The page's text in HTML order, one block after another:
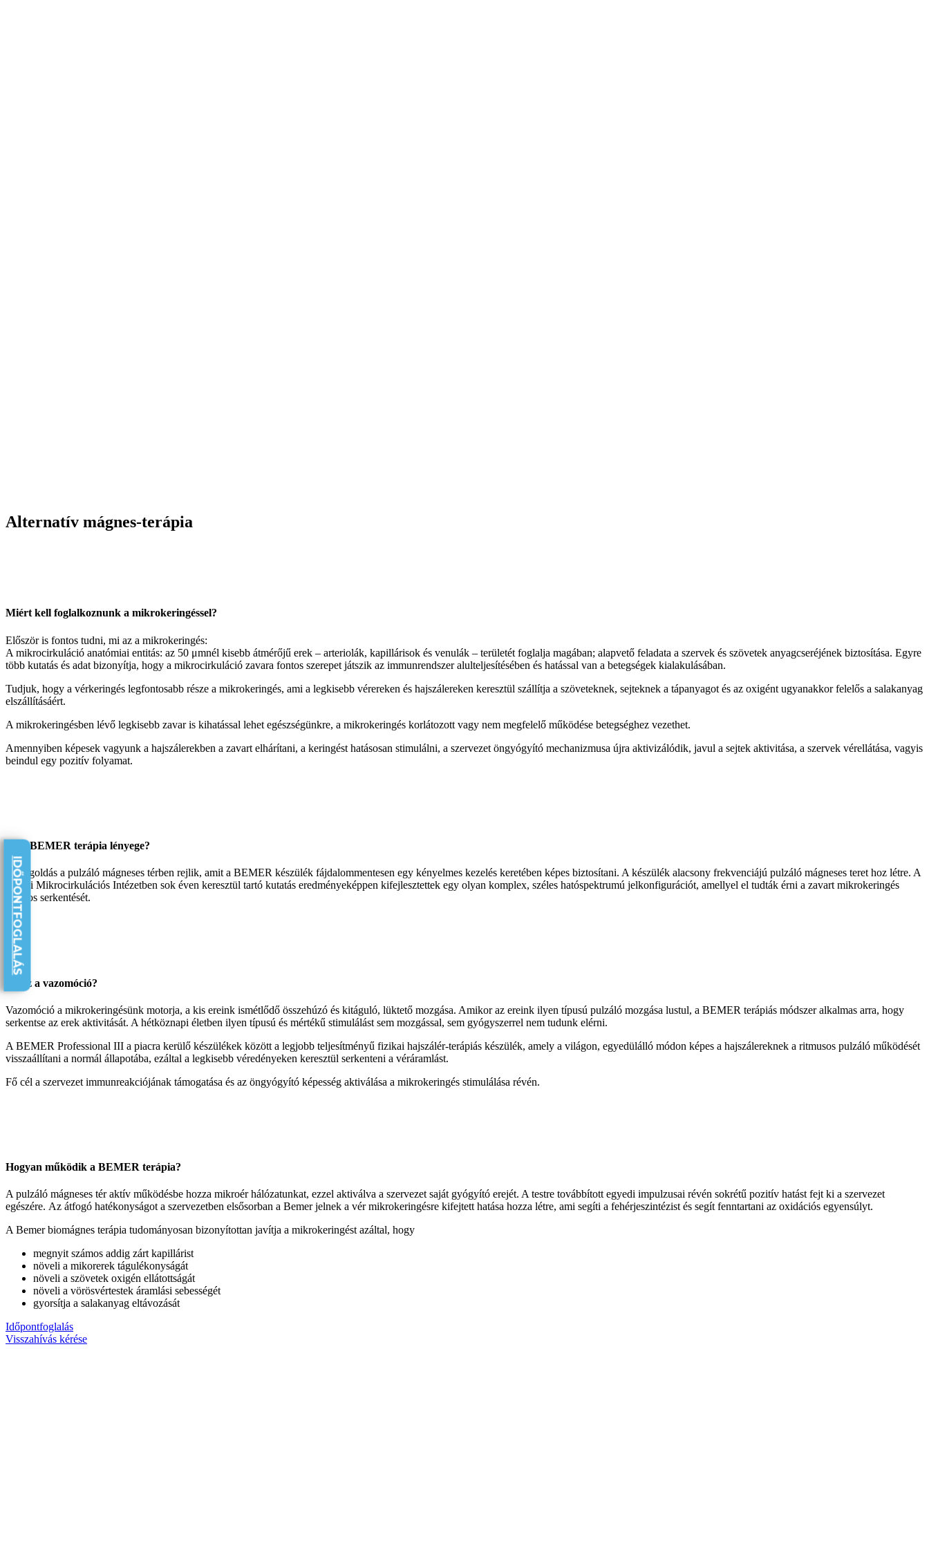
Alternatív mágnes-terápia
Miért kell foglalkoznunk a mikrokeringéssel?
Először is fontos tudni, mi az a mikrokeringés:
A mikrocirkuláció anatómiai entitás: az 50 μmnél kisebb átmérőjű erek – arteriolák, kapillárisok és venulák – területét foglalja magában; alapvető feladata a szervek és szövetek anyagcseréjének biztosítása. Egyre
több kutatás és adat bizonyítja, hogy a mikrocirkuláció zavara fontos szerepet játszik az immunrendszer alulteljesítésében és hatással van a betegségek kialakulásában.
Tudjuk, hogy a vérkeringés legfontosabb része a mikrokeringés, ami a legkisebb vérereken és hajszálereken keresztül szállítja a szöveteknek, sejteknek a tápanyagot és az oxigént ugyanakkor felelős a salakanyag
elszállításáért.
A mikrokeringésben lévő legkisebb zavar is kihatással lehet egészségünkre, a mikrokeringés korlátozott vagy nem megfelelő működése betegséghez vezethet.
Amennyiben képesek vagyunk a hajszálerekben a zavart elhárítani, a keringést hatásosan stimulálni, a szervezet öngyógyító mechanizmusa újra aktivizálódik, javul a sejtek aktivitása, a szervek vérellátása, vagyis
beindul egy pozitív folyamat.
Mi a BEMER terápia lényege?
A megoldás a pulzáló mágneses térben rejlik, amit a BEMER készülék fájdalommentesen egy kényelmes kezelés keretében képes biztosítani. A készülék alacsony frekvenciájú pulzáló mágneses teret hoz létre. A
berlini Mikrocirkulációs Intézetben sok éven keresztül tartó kutatás eredményeképpen kifejlesztettek egy olyan komplex, széles hatóspektrumú jelkonfigurációt, amellyel el tudták érni a zavart mikrokeringés
hatásos serkentését.
Mi az a vazomóció?
Vazomóció a mikrokeringésünk motorja, a kis ereink ismétlődő összehúzó és kitáguló, lüktető mozgása. Amikor az ereink ilyen típusú pulzáló mozgása lustul, a BEMER terápiás módszer alkalmas arra, hogy
serkentse az erek aktivitását. A hétköznapi életben ilyen típusú és mértékű stimulálást sem mozgással, sem gyógyszerrel nem tudunk elérni.
A BEMER Professional III a piacra kerülő készülékek között a legjobb teljesítményű fizikai hajszálér-terápiás készülék, amely a világon, egyedülálló módon képes a hajszálereknek a ritmusos pulzáló működését
visszaállítani a normál állapotába, ezáltal a legkisebb véredényeken keresztül serkenteni a véráramlást.
Fő cél a szervezet immunreakciójának támogatása és az öngyógyító képesség aktiválása a mikrokeringés stimulálása révén.
Hogyan működik a BEMER terápia?
A pulzáló mágneses tér aktív működésbe hozza mikroér hálózatunkat, ezzel aktiválva a szervezet saját gyógyító erejét. A testre továbbított egyedi impulzusai révén sokrétű pozitív hatást fejt ki a szervezet
egészére. Az átfogó hatékonyságot a szervezetben elsősorban a Bemer jelnek a vér mikrokeringésre kifejtett hatása hozza létre, ami segíti a fehérjeszintézist és segít fenntartani az oxidációs egyensúlyt.
A Bemer biomágnes terápia tudományosan bizonyítottan javítja a mikrokeringést azáltal, hogy
megnyit számos addig zárt kapillárist
növeli a mikorerek tágulékonyságát
növeli a szövetek oxigén ellátottságát
növeli a vörösvértestek áramlási sebességét
gyorsítja a salakanyag eltávozását
Időpontfoglalás
Visszahívás kérése
IDŐPONTFOGLALÁS